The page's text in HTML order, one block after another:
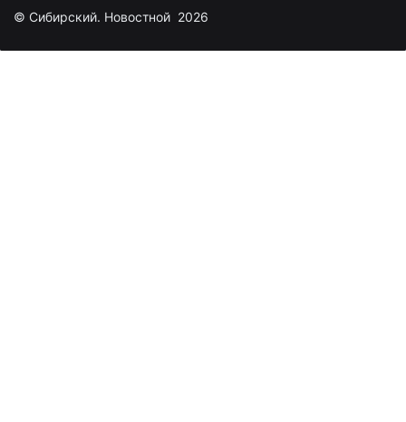
© Сибирский. Новостной 2026